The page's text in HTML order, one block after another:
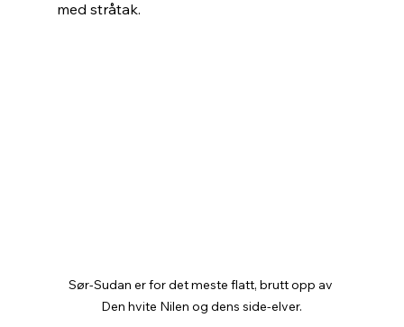
med stråtak.
Sør-Sudan er for det meste flatt, brutt opp av
Den hvite Nilen og dens side-elver.